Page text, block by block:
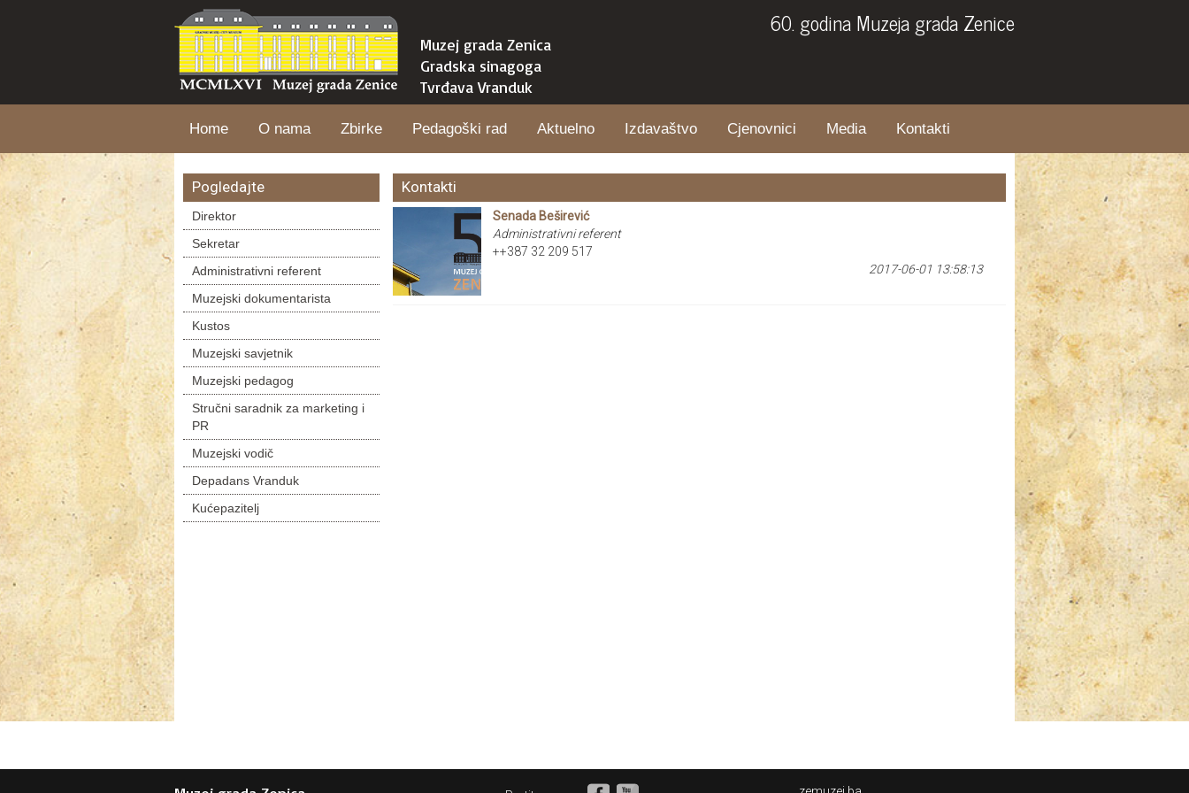
Muzej grada Zenica
Gradska sinagoga
Tvrđava Vranduk
60. godina Muzeja grada Zenice
Home O nama Zbirke Pedagoški rad Aktuelno Izdavaštvo Cjenovnici Media Kontakti
Pogledajte
Direktor
Sekretar
Administrativni referent
Muzejski dokumentarista
Kustos
Muzejski savjetnik
Muzejski pedagog
Stručni saradnik za marketing i
PR
Muzejski vodič
Depadans Vranduk
Kućepazitelj
Kontakti
Senada Beširević
Administrativni referent
++387 32 209 517
2017-06-01 13:58:13